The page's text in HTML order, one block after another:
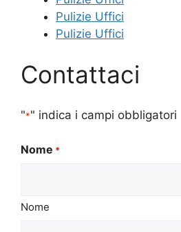
Pulizie Uffici
Pulizie Uffici
Contattaci
"*" indica i campi obbligatori
Nome *
Nome